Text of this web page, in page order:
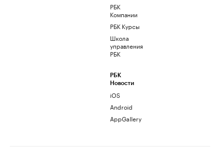
РБК
Компании
РБК Курсы
Школа
управления
РБК
РБК
Новости
iOS
Android
AppGallery